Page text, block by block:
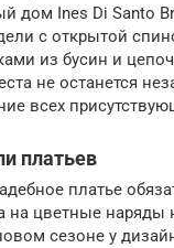
дом Ines Di Santo
с открытой
из бусин и
не останется
всех
платьев
платье
цветные наряды
сезоне у